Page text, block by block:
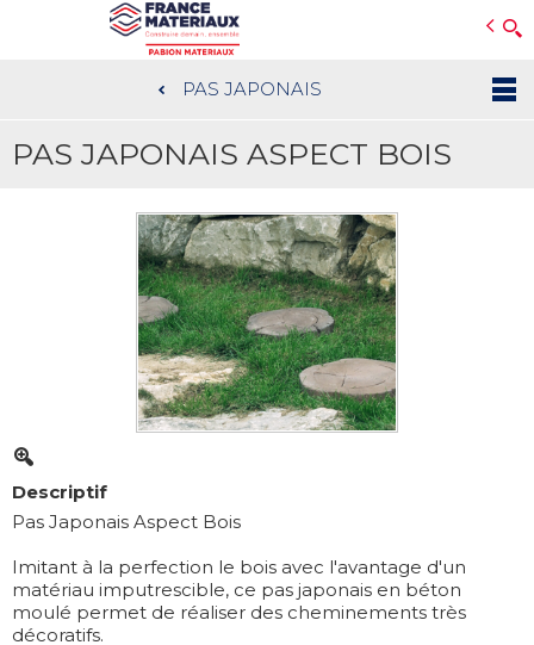
au
contenu
PAS JAPONAIS
PAS JAPONAIS ASPECT BOIS
Descriptif
Pas Japonais Aspect Bois
Imitant à la perfection le bois avec l'avantage d'un
matériau imputrescible, ce pas japonais en béton
moulé permet de réaliser des cheminements très
décoratifs.